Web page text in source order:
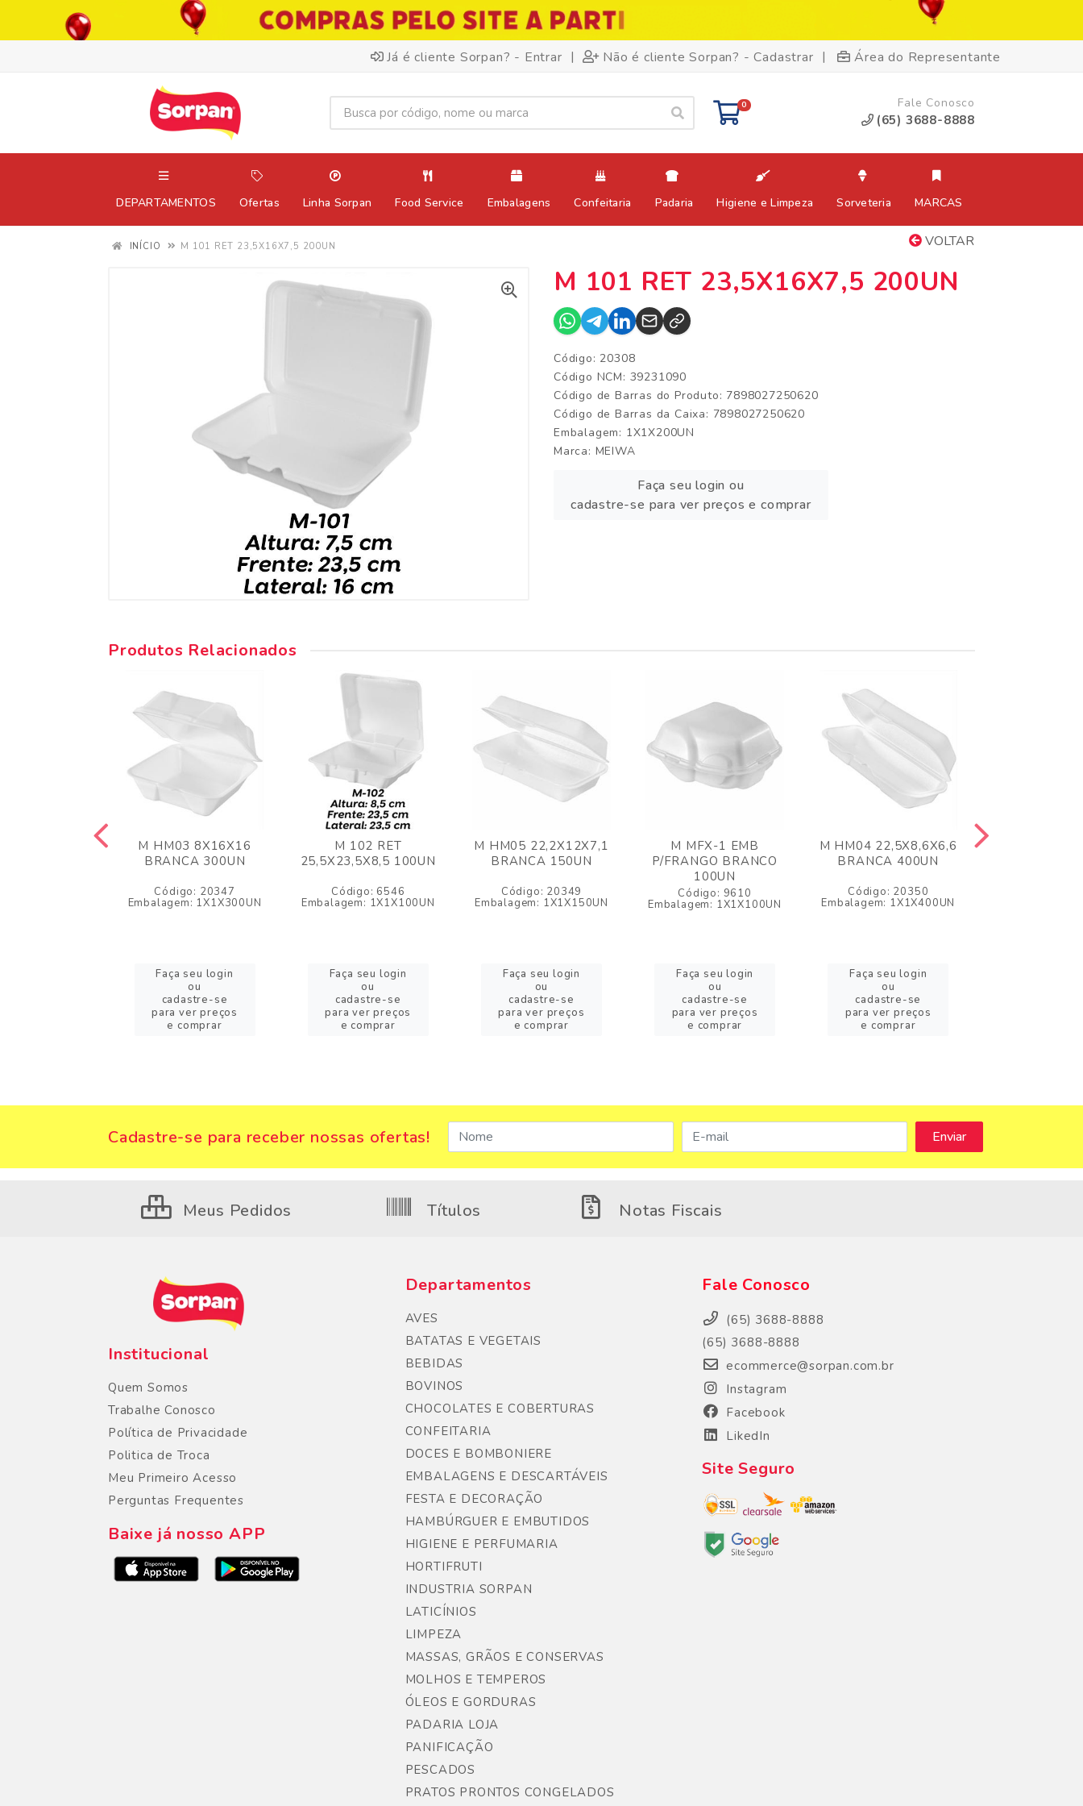
Já é cliente Sorpan? - Entrar | Não é cliente Sorpan? - Cadastrar | Área do Representante
0 Fale Conosco
(65) 3688-8888
DEPARTAMENTOS Ofertas Linha Sorpan Food Service Embalagens Confeitaria Padaria Higiene e Limpeza Sorveteria MARCAS
VOLTAR
INÍCIO M 101 RET 23,5X16X7,5 200UN
M 101 RET 23,5X16X7,5 200UN
Código: 20308
Código NCM: 39231090
Código de Barras do Produto: 7898027250620
Código de Barras da Caixa: 7898027250620
Embalagem: 1X1X200UN
Marca: MEIWA
Faça seu login ou
cadastre-se para ver preços e comprar
Produtos Relacionados
M HM03 8X16X16
BRANCA 300UN
Código: 20347
Embalagem: 1X1X300UN
Faça seu login
ou
cadastre-se
para ver preços
e comprar
M 102 RET
25,5X23,5X8,5 100UN
Código: 6546
Embalagem: 1X1X100UN
Faça seu login
ou
cadastre-se
para ver preços
e comprar
M HM05 22,2X12X7,1
BRANCA 150UN
Código: 20349
Embalagem: 1X1X150UN
Faça seu login
ou
cadastre-se
para ver preços
e comprar
M MFX-1 EMB
P/FRANGO BRANCO
100UN
Código: 9610
Embalagem: 1X1X100UN
Faça seu login
ou
cadastre-se
para ver preços
e comprar
M HM04 22,5X8,6X6,6
BRANCA 400UN
Código: 20350
Embalagem: 1X1X400UN
Faça seu login
ou
cadastre-se
para ver preços
e comprar
Cadastre-se para receber nossas ofertas!
Meus Pedidos Títulos Notas Fiscais
Institucional
Quem Somos
Trabalhe Conosco
Política de Privacidade
Politica de Troca
Meu Primeiro Acesso
Perguntas Frequentes
Baixe já nosso APP
Departamentos
AVES
BATATAS E VEGETAIS
BEBIDAS
BOVINOS
CHOCOLATES E COBERTURAS
CONFEITARIA
DOCES E BOMBONIERE
EMBALAGENS E DESCARTÁVEIS
FESTA E DECORAÇÃO
HAMBÚRGUER E EMBUTIDOS
HIGIENE E PERFUMARIA
HORTIFRUTI
INDUSTRIA SORPAN
LATICÍNIOS
LIMPEZA
MASSAS, GRÃOS E CONSERVAS
MOLHOS E TEMPEROS
ÓLEOS E GORDURAS
PADARIA LOJA
PANIFICAÇÃO
PESCADOS
PRATOS PRONTOS CONGELADOS
Fale Conosco
(65) 3688-8888
(65) 3688-8888
ecommerce@sorpan.com.br
Instagram
Facebook
LikedIn
Site Seguro